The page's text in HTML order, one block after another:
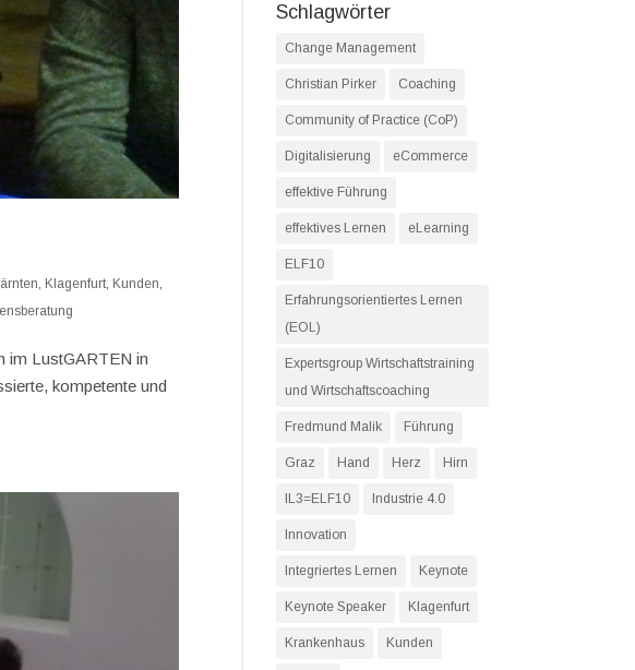
Klagenfurt Kunden
im LustGARTEN in
kompetente und
Schlagwörter
Change Management
Christian Pirker Coaching
Community of Practice (CoP)
Digitalisierung eCommerce
effektive Führung
effektives Lernen eLearning
ELF10
Erfahrungsorientiertes Lernen
(EOL)
Expertsgroup Wirtschaftstraining
und Wirtschaftscoaching
Fredmund Malik Führung
Graz Hand Herz Hirn
IL3=ELF10 Industrie 4.0
Innovation
Integriertes Lernen Keynote
Keynote Speaker Klagenfurt
Krankenhaus Kunden